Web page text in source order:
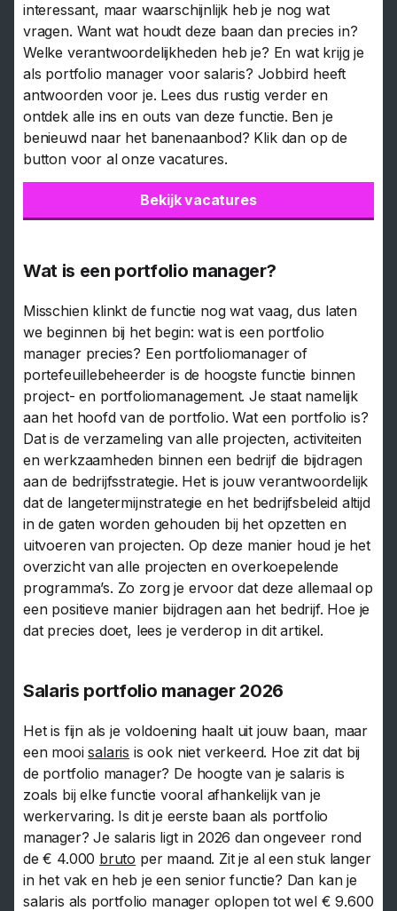
interessant, maar waarschijnlijk heb je nog wat
vragen. Want wat houdt deze baan dan precies in?
Welke verantwoordelijkheden heb je? En wat krijg je
als portfolio manager voor salaris? Jobbird heeft
antwoorden voor je. Lees dus rustig verder en
ontdek alle ins en outs van deze functie. Ben je
benieuwd naar het banenaanbod? Klik dan op de
button voor al onze vacatures.
Bekijk vacatures
Wat is een portfolio manager?
Misschien klinkt de functie nog wat vaag, dus laten
we beginnen bij het begin: wat is een portfolio
manager precies? Een portfoliomanager of
portefeuillebeheerder is de hoogste functie binnen
project- en portfoliomanagement. Je staat namelijk
aan het hoofd van de portfolio. Wat een portfolio is?
Dat is de verzameling van alle projecten, activiteiten
en werkzaamheden binnen een bedrijf die bijdragen
aan de bedrijfsstrategie. Het is jouw verantwoordelijk
dat de langetermijnstrategie en het bedrijfsbeleid altijd
in de gaten worden gehouden bij het opzetten en
uitvoeren van projecten. Op deze manier houd je het
overzicht van alle projecten en overkoepelende
programma’s. Zo zorg je ervoor dat deze allemaal op
een positieve manier bijdragen aan het bedrijf. Hoe je
dat precies doet, lees je verderop in dit artikel.
Salaris portfolio manager 2026
Het is fijn als je voldoening haalt uit jouw baan, maar
een mooisalaris is ook niet verkeerd. Hoe zit dat bij
de portfolio manager? De hoogte van je salaris is
zoals bij elke functie vooral afhankelijk van je
werkervaring. Is dit je eerste baan als portfolio
manager? Je salaris ligt in 2026 dan ongeveer rond
de € 4.000 bruto per maand. Zit je al een stuk langer
in het vak en heb je een senior functie? Dan kan je
salaris als portfolio manager oplopen tot wel € 9.600